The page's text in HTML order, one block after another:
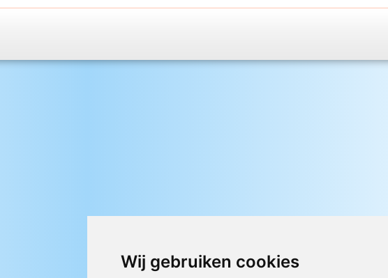
Wij gebruiken cookies